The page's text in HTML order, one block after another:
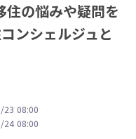
住の悩みや疑問を
ンシェルジュと
23 08:00
24 08:00